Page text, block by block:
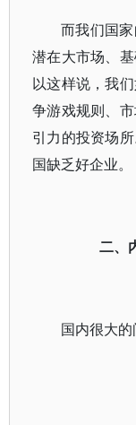
而我们国
潜在大市场、
以这样说，我
争游戏规则、
引力的投资场
国缺乏好企业。
二、
国内很大的